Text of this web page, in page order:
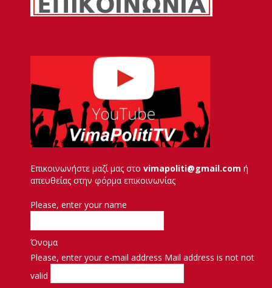
Επικοινωνήστε μαζί μας στο vimapoliti@gmail.com ή
απευθείας στην φόρμα επικοινωνίας
Please, enter your name
Όνομα
Please, enter your e-mail address Mail address is not not
valid